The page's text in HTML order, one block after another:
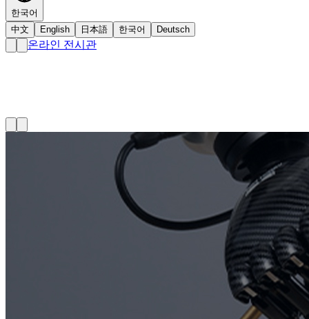
한국어
中文
English 日本語 한국어 Deutsch
온라인 전시관